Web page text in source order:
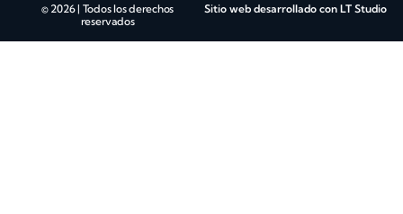
© 2026 | Todos los derechos
reservados
Sitio web desarrollado con LT Studio